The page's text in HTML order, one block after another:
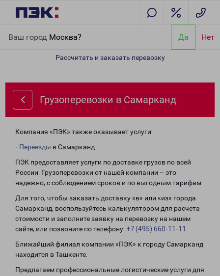
Ваш город Москва? Да Нет
Рассчитать и заказать перевозку
Грузоперевозки в Самарканд
Компания «ПЭК» также оказывает услуги:
- Переезды в Самарканд
ПЭК предоставляет услуги по доставке грузов по всей
России. Грузоперевозки от нашей компании – это
надежно, с соблюдением сроков и по выгодным тарифам.
Для того, чтобы заказать доставку «в» или «из» города
Самарканд, воспользуйтесь калькулятором для расчета
стоимости и заполните заявку на перевозку на нашем
сайте, или позвоните по телефону: +7 (495) 660-11-11
Ближайший филиал компании «ПЭК» к городу Самарканд
находится в Ташкенте.
Предлагаем профессиональные логистические услуги для